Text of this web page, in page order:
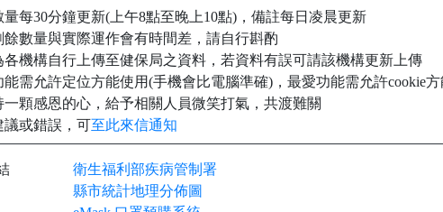
量每30分鐘更新(上午8點至晚上10點)，備註每日凌晨更新
餘數量與實際運作會有時間差，請自行斟酌
各機構自行上傳至健保局之資料，若資料有誤可請該機構更新上傳
能需允許定位方能使用(手機會比電腦準確)，最愛功能需允許cookie方
一顆感恩的心，給予相關人員微笑打氣，共渡難關
議或錯誤，可至此來信通知
衛生福利部疾病管制署
縣市統計地理分佈圖